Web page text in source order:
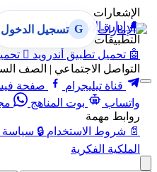
الإشعارات
🔔 إدارة الإشعارات
التطبيقات
🤖 تحميل تطبيق أندرويد 
التواصل الاجتماعي | الصف
قناة تيليجرام
صفحة
واتساب
بوت المناهج
روابط مهمة
📄 شروط الاستخدام 🔒 سياسة
الملكية الفكرية
G تسجيل الدخول